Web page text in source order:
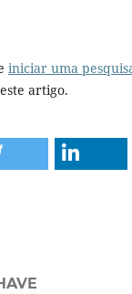
iniciar uma
artigo.